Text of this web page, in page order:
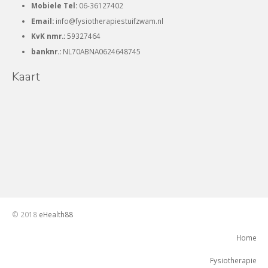
Mobiele Tel: 06-36127402
Email: info@fysiotherapiestuifzwam.nl
KvK nmr.:59327464
banknr.: NL70ABNA0624648745
Kaart
© 2018 eHealth88
Home
Fysiotherapie